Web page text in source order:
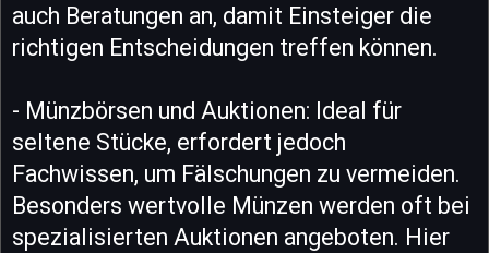
auch Beratungen an, damit Einsteiger die
richtigen Entscheidungen treffen können.
- Münzbörsen und Auktionen: Ideal für
seltene Stücke, erfordert jedoch
Fachwissen, um Fälschungen zu vermeiden.
Besonders wertvolle Münzen werden oft bei
spezialisierten Auktionen angeboten. Hier